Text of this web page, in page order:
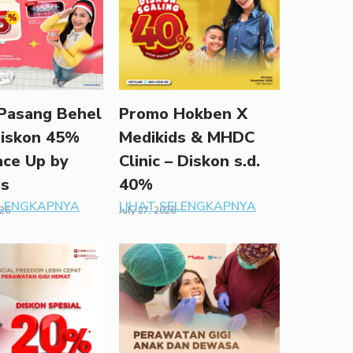
Behel
45%
Up by
Promo Hokben X
Medikids & MHDC
Clinic – Diskon s.d.
40%
July 27, 2026
LIHAT SELENGKAPNYA